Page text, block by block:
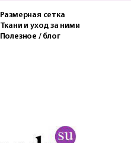
Размерная сетка
Ткани и уход за ними
Полезное / блог